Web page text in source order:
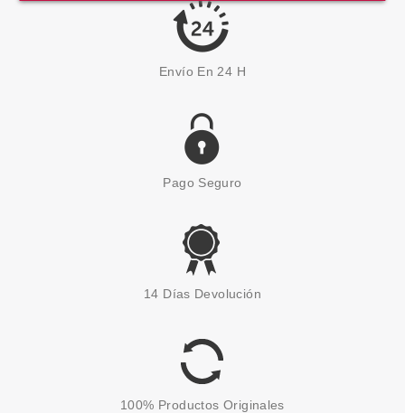
Envío En 24 H
Pago Seguro
14 Días Devolución
100% Productos Originales